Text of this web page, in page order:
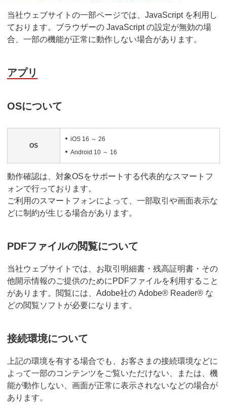
当社ウェブサイトの一部ページでは、JavaScript を利用し
ております。ブラウザーの JavaScript の設定が無効の場
合、一部の機能が正常に動作しない場合があります。
アプリ
OSについて
OS
iOS 16 ～ 26
Android 10 ～ 16
動作確認は、対象OSをサポートする代表的なスマートフ
ォンで行っております。
ご利用のスマートフォンによって、一部取引や画面表示な
どに制約が生じる場合があります。
PDFファイルの閲覧について
当社ウェブサイトでは、お取引明細書・残高証明書・その
他開示情報のご提供のためにPDFファイルを利用すること
があります。閲覧には、Adobe社の Adobe® Reader® な
どの閲覧ソフトが必要になります。
接続環境について
上記の環境を有する場合でも、お客さまの接続環境などに
よって一部のコンテンツをご覧いただけない、または、機
能が動作しない、画面が正常に表示されないなどの場合が
あります。